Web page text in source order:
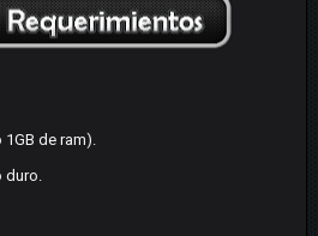
de ram).